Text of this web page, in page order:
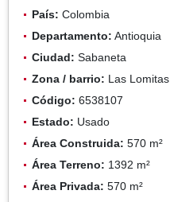
País: Colombia
Departamento: Antioquia
Ciudad: Sabaneta
Zona / barrio: Las Lomitas
Código: 6538107
Estado: Usado
Área Construida: 570 m²
Área Terreno: 1392 m²
Área Privada: 570 m²